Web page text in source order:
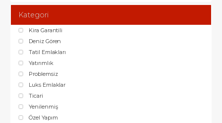
Kategori
Kira Garantili
Deniz Gören
Tatil Emlakları
Yatırımlık
Problemsiz
Luks Emlaklar
Ticari
Yenilenmiş
Özel Yapım